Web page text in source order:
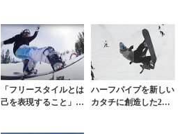
「フリースタイルとは
己を表現すること」だ
ハーフパイプを新しい
カタチに創造した2日